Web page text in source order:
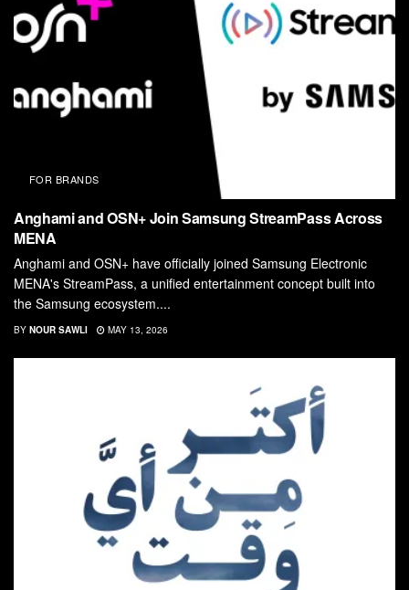
FOR BRANDS
Anghami and OSN+ Join Samsung StreamPass Across
MENA
Anghami and OSN+ have officially joined Samsung Electronic
MENA's StreamPass, a unified entertainment concept built into
the Samsung ecosystem....
BY NOUR SAWLI MAY 13, 2026